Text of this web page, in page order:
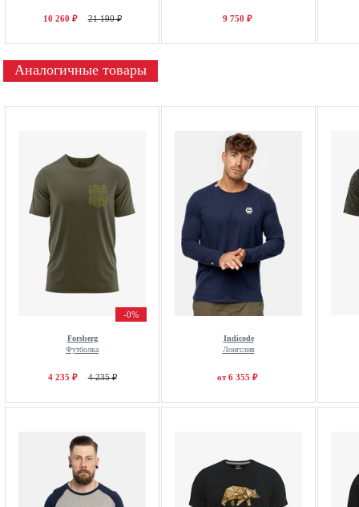
10 260 ₽ 21 190 ₽ 9 750 ₽
Аналогичные товары
-0%
Forsberg
Футболка
4 235 ₽ 4 235 ₽
Indicode
Лонгслив
от 6 355 ₽